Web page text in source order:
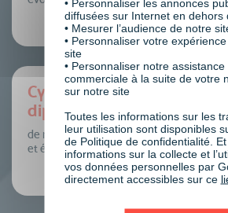
Cycles de formation
diplômants
de niveau reconnu par l’Etat
et éligibles CPF
• Personnaliser les annonces
diffusées sur Internet en dehors
• Mesurer l’audience de notre
• Personnaliser votre
site
• Personnaliser notre assistance
commerciale à la suite de votre
sur notre site
Toutes les informations sur les
leur utilisation sont disponibles
de Politique de confidentialité.
informations sur la collecte et
vos données personnelles par
directement accessibles sur ce